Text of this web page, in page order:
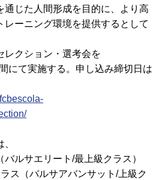
通じた人間形成を目的に、より高
レーニング環境を提供するとして
レクション・選考会を
にて実施する。申し込み締切日は
バルサエリート/最上級クラス）
ス（バルサアバンサット/上級ク